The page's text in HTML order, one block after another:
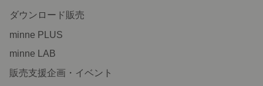
ダウンロード販売
minne PLUS
minne LAB
販売支援企画・イベント